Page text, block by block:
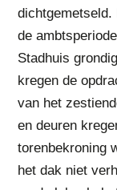
dichtgemetseld.
de
Stadhuis
kregen de
van het
en deuren
torenbekroning
het dak niet